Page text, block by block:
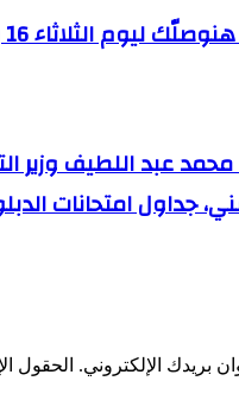
ليوم الثلاثاء 16 يناير 2024
عبد اللطيف وزير
جداول امتحانات
بريدك الإلكتروني. الحقول